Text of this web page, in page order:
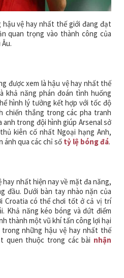
hậu vệ hay nhất thế giới đang đạt
quan trọng vào thành công của
được xem là hậu vệ hay nhất thế
khả năng phán đoán tình huống
hình lý tưởng kết hợp với tốc độ
chiến thắng trong các pha tranh
anh trong đội hình giúp Arsenal sở
kiên cố nhất Ngoại hạng Anh,
ánh qua các chỉ số tỷ lệ bóng đá.
nhất hiện nay về mặt đa năng,
đầu. Dưới bàn tay nhào nặn của
Croatia có thể chơi tốt ở cả vị trí
Khả năng kéo bóng và dứt điểm
thành một vũ khí tấn công lợi hại
những hậu vệ hay nhất thế
quen thuộc trong các bài nhận